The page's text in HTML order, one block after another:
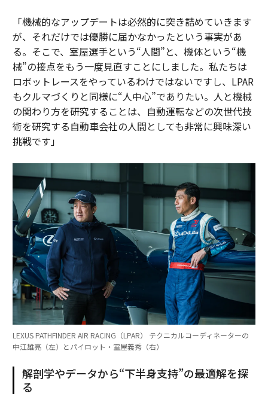
「機械的なアップデートは必然的に突き詰めていきます
が、それだけでは優勝に届かなかったという事実があ
る。そこで、室屋選手という“人間”と、機体という“機
械”の接点をもう一度見直すことにしました。私たちは
ロボットレースをやっているわけではないですし、LPAR
もクルマづくりと同様に“人中心”でありたい。人と機械
の関わり方を研究することは、自動運転などの次世代技
術を研究する自動車会社の人間としても非常に興味深い
挑戦です」
LEXUS PATHFINDER AIR RACING（LPAR） テクニカルコーディネーターの
中江雄亮（左）とパイロット・室屋義秀（右）
解剖学やデータから“下半身支持”の最適解を探
る